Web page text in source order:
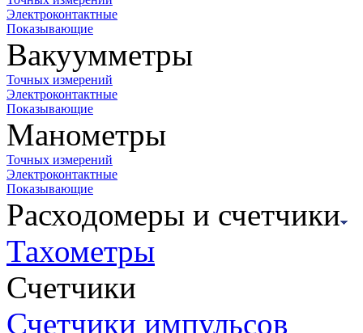
Электроконтактные
Показывающие
Вакуумметры
Точных измерений
Электроконтактные
Показывающие
Манометры
Точных измерений
Электроконтактные
Показывающие
Расходомеры и счетчики
Тахометры
Счетчики
Счетчики импульсов